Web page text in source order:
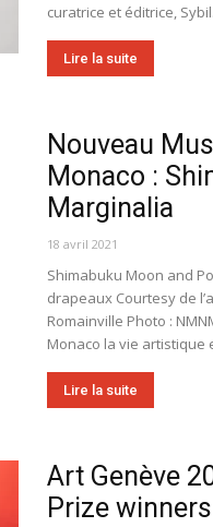
curatrice et éditrice,
Lire la suite
Nouveau
Monaco :
Marginalia
18 avril 2021
Shimabuku Moon and
drapeaux Courtesy de
Romainville Photo :
Monaco la vie artistique
Lire la suite
Art Genève
Prize winners